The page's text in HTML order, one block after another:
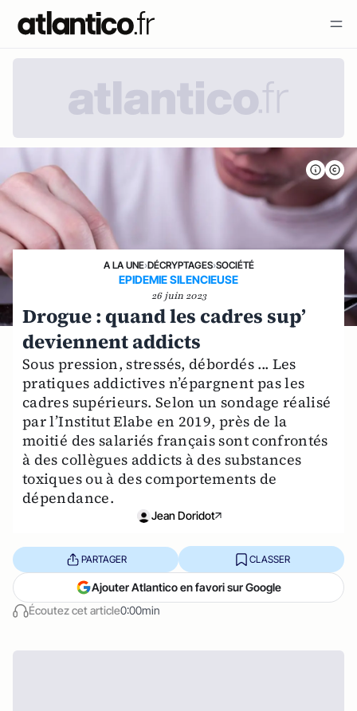
A LA UNE›DÉCRYPTAGES›SOCIÉTÉ
EPIDEMIE SILENCIEUSE
26 juin 2023
Drogue : quand les cadres sup’
deviennent addicts
Sous pression, stressés, débordés ... Les
pratiques addictives n’épargnent pas les
cadres supérieurs. Selon un sondage réalisé
par l’Institut Elabe en 2019, près de la
moitié des salariés français sont confrontés
à des collègues addicts à des substances
toxiques ou à des comportements de
dépendance.
Jean Doridot
Écoutez cet article0:00min
PARTAGER CLASSER
Ajouter Atlantico en favori sur Google